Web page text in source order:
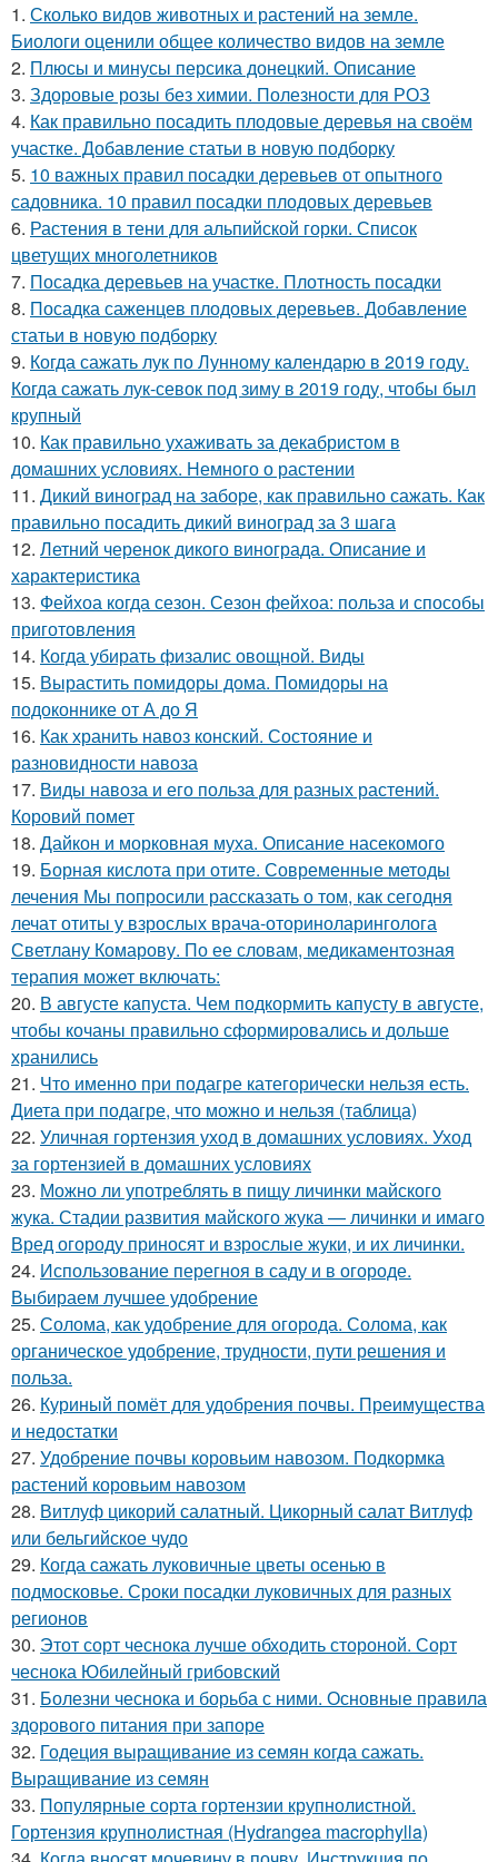
1. Сколько видов животных и растений на земле.
Биологи оценили общее количество видов на земле
2. Плюсы и минусы персика донецкий. Описание
3. Здоровые розы без химии. Полезности для РОЗ
4. Как правильно посадить плодовые деревья на своём
участке. Добавление статьи в новую подборку
5. 10 важных правил посадки деревьев от опытного
садовника. 10 правил посадки плодовых деревьев
6. Растения в тени для альпийской горки. Список
цветущих многолетников
7. Посадка деревьев на участке. Плотность посадки
8. Посадка саженцев плодовых деревьев. Добавление
статьи в новую подборку
9. Когда сажать лук по Лунному календарю в 2019 году.
Когда сажать лук-севок под зиму в 2019 году, чтобы был
крупный
10. Как правильно ухаживать за декабристом в
домашних условиях. Немного о растении
11. Дикий виноград на заборе, как правильно сажать. Как
правильно посадить дикий виноград за 3 шага
12. Летний черенок дикого винограда. Описание и
характеристика
13. Фейхоа когда сезон. Сезон фейхоа: польза и способы
приготовления
14. Когда убирать физалис овощной. Виды
15. Вырастить помидоры дома. Помидоры на
подоконнике от А до Я
16. Как хранить навоз конский. Состояние и
разновидности навоза
17. Виды навоза и его польза для разных растений.
Коровий помет
18. Дайкон и морковная муха. Описание насекомого
19. Борная кислота при отите. Современные методы
лечения Мы попросили рассказать о том, как сегодня
лечат отиты у взрослых врача-оториноларинголога
Светлану Комарову. По ее словам, медикаментозная
терапия может включать:
20. В августе капуста. Чем подкормить капусту в августе,
чтобы кочаны правильно сформировались и дольше
хранились
21. Что именно при подагре категорически нельзя есть.
Диета при подагре, что можно и нельзя (таблица)
22. Уличная гортензия уход в домашних условиях. Уход
за гортензией в домашних условиях
23. Можно ли употреблять в пищу личинки майского
жука. Стадии развития майского жука — личинки и имаго
Вред огороду приносят и взрослые жуки, и их личинки.
24. Использование перегноя в саду и в огороде.
Выбираем лучшее удобрение
25. Солома, как удобрение для огорода. Солома, как
органическое удобрение, трудности, пути решения и
польза.
26. Куриный помёт для удобрения почвы. Преимущества
и недостатки
27. Удобрение почвы коровьим навозом. Подкормка
растений коровьим навозом
28. Витлуф цикорий салатный. Цикорный салат Витлуф
или бельгийское чудо
29. Когда сажать луковичные цветы осенью в
подмосковье. Сроки посадки луковичных для разных
регионов
30. Этот сорт чеснока лучше обходить стороной. Сорт
чеснока Юбилейный грибовский
31. Болезни чеснока и борьба с ними. Основные правила
здорового питания при запоре
32. Годеция выращивание из семян когда сажать.
Выращивание из семян
33. Популярные сорта гортензии крупнолистной.
Гортензия крупнолистная (Hydrangea macrophylla)